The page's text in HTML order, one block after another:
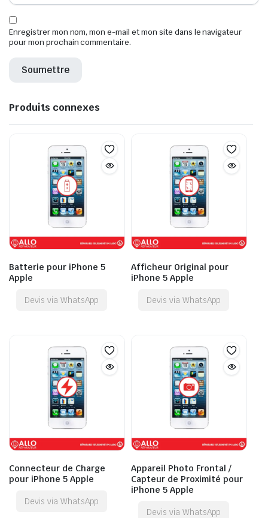
Enregistrer mon nom, mon e-mail et mon site dans le navigateur
pour mon prochain commentaire.
Produits connexes
Batterie pour iPhone 5
Apple
Devis via WhatsApp
Afficheur Original pour
iPhone 5 Apple
Devis via WhatsApp
Connecteur de Charge
pour iPhone 5 Apple
Devis via WhatsApp
Appareil Photo Frontal /
Capteur de Proximité pour
iPhone 5 Apple
Devis via WhatsApp